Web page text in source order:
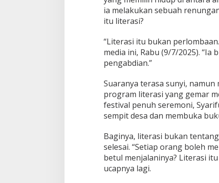
a
ia melakukan sebuah
itu literasi?
“Literasi itu bukan
media ini, Rabu (9/7/2025).
pengabdian.”
Suaranya terasa sunyi,
program literasi yang gemar
festival penuh seremoni,
sempit desa dan membuka
Baginya, literasi bukan
selesai. “Setiap orang boleh
betul menjalaninya? Literasi
ucapnya lagi.